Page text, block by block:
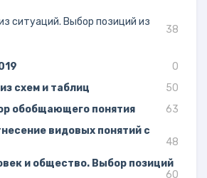
ситуаций. Выбор позиций из
38
0
схем и таблиц
50
обобщающего понятия
63
видовых понятий с
48
и общество. Выбор позиций
60